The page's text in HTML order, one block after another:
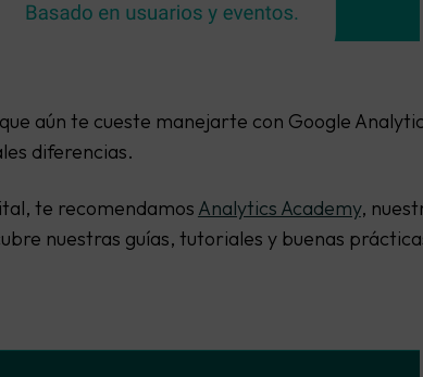
aún te cueste manejarte con Google
diferencias.
te recomendamos Analytics Academy,
nuestras guías, tutoriales y buenas